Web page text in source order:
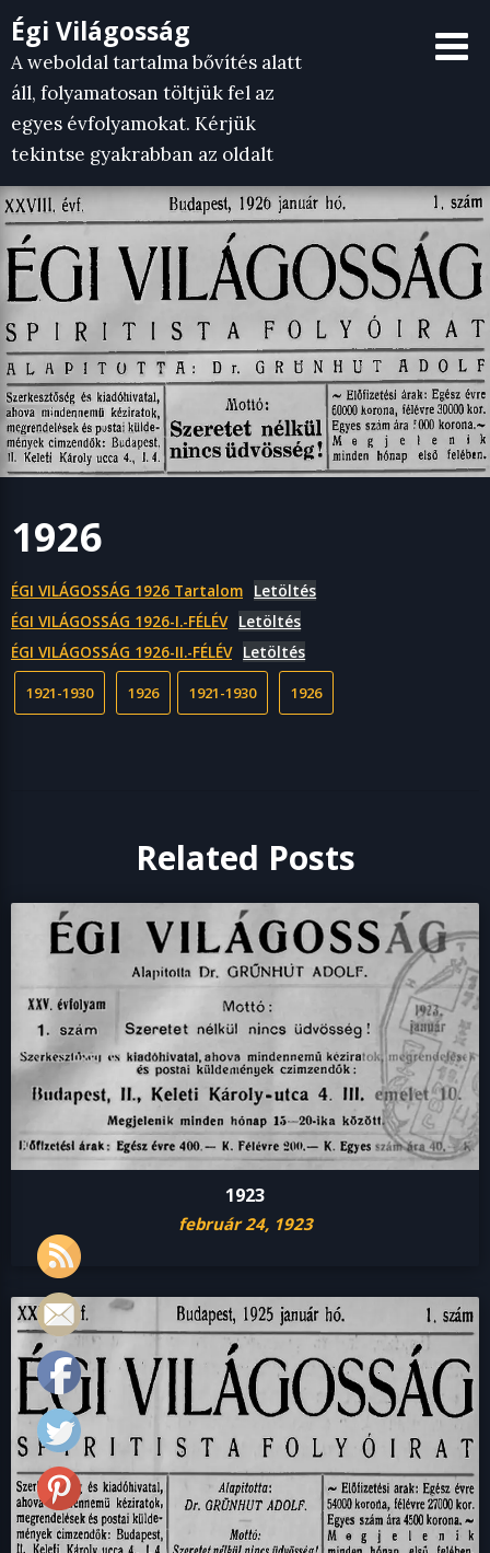
Skip
to
content
Égi Világosság
A weboldal tartalma bővítés alatt
áll, folyamatosan töltjük fel az
egyes évfolyamokat. Kérjük
tekintse gyakrabban az oldalt
1926
ÉGI VILÁGOSSÁG 1926 Tartalom Letöltés
ÉGI VILÁGOSSÁG 1926-I.-FÉLÉV Letöltés
ÉGI VILÁGOSSÁG 1926-II.-FÉLÉV Letöltés
1921-1930 1926 1921-1930 1926
Related Posts
1923
február 24, 1923